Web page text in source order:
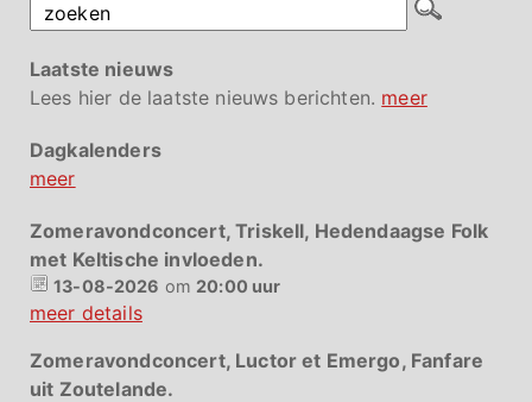
Laatste nieuws
Lees hier de laatste nieuws berichten. meer
Dagkalenders
meer
Zomeravondconcert, Triskell, Hedendaagse Folk
met Keltische invloeden.
13-08-2026 om 20:00 uur
meer details
Zomeravondconcert, Luctor et Emergo, Fanfare
uit Zoutelande.